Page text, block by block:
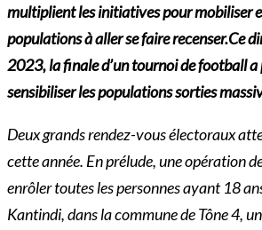
multiplient les initiatives pour mobiliser
populations à aller se faire recenser.Ce
2023, la finale d’un tournoi de football a
sensibiliser les populations sorties
Deux grands rendez-vous électoraux
cette année. En prélude, une opération
enrôler toutes les personnes ayant 18
Kantindi, dans la commune de Tône 4,